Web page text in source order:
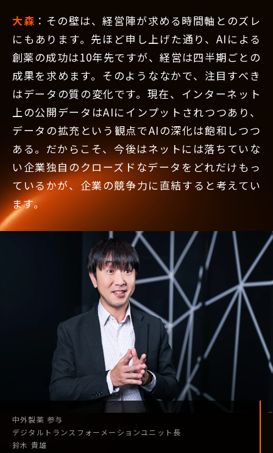
大森 ：その壁は、経営陣が求める時間軸とのズレ
にもあります。先ほど申し上げた通り、AIによる
創薬の成功は10年先ですが、経営は四半期ごとの
成果を求めます。そのようななかで、注目すべき
はデータの質の変化です。現在、インターネット
上の公開データはAIにインプットされつつあり、
データの拡充という観点でAIの深化は飽和しつつ
ある。だからこそ、今後はネットには落ちていな
い企業独自のクローズドなデータをどれだけもっ
ているかが、企業の競争力に直結すると考えてい
ます。
中外製薬 参与
デジタル トランスフォーメーションユニット長
鈴木 貴雄